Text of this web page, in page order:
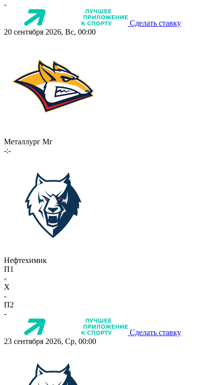
-
Сделать ставку
20 сентября 2026, Вс, 00:00
Металлург Мг
-:-
Нефтехимик
П1
-
X
-
П2
-
Сделать ставку
23 сентября 2026, Ср, 00:00